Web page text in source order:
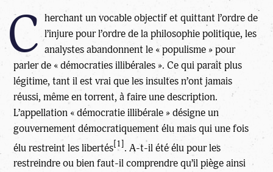
C herchant un vocable objectif et quittant l’ordre de
l’injure pour l’ordre de la philosophie politique, les
analystes abandonnent le « populisme » pour
parler de « démocraties illibérales ». Ce qui paraît plus
légitime, tant il est vrai que les insultes n’ont jamais
réussi, même en torrent, à faire une description.
L’appellation « démocratie illibérale » désigne un
gouvernement démocratiquement élu mais qui une fois
élu restreint les libertés [1] . A-t-il été élu pour les
restreindre ou bien faut-il comprendre qu’il piège ainsi